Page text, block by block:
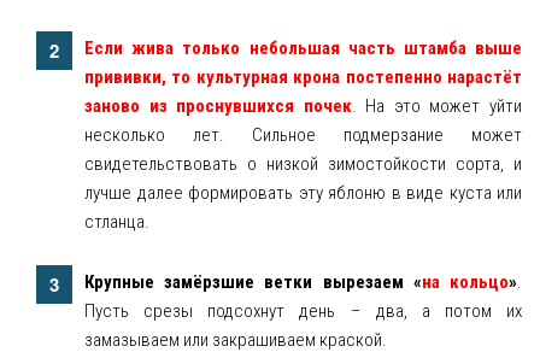
Если жива только небольшая часть штамба выше
прививки, то культурная крона постепенно нарастёт
заново из проснувшихся почек. На это может уйти
несколько лет. Сильное подмерзание может
свидетельствовать о низкой зимостойкости сорта, и
лучше далее формировать эту яблоню в виде куста или
стланца.
Крупные замёрзшие ветки вырезаем «на кольцо»
Пусть срезы подсохнут день – два, а потом их
замазываем или закрашиваем краской.